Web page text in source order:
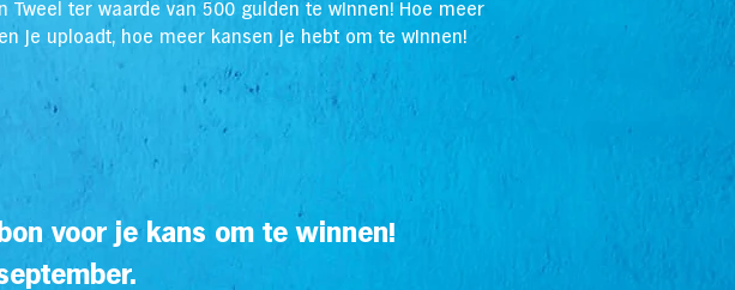
Tweel ter waarde van 500 gulden te winnen! Hoe meer
je uploadt, hoe meer kansen je hebt om te winnen!
voor je kans om te winnen!